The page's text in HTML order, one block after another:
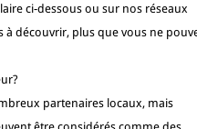
ci-dessous ou sur nos réseaux
à découvrir, plus que vous ne
partenaires locaux, mais